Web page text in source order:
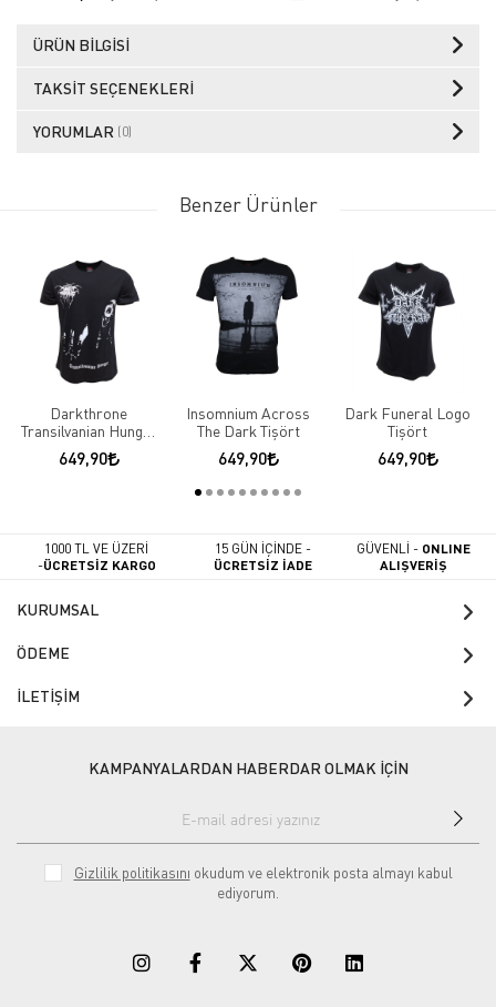
ÜRÜN BILGISI
TAKSIT SEÇENEKLERI
YORUMLAR (0)
Benzer Ürünler
Darkthrone
Transilvanian Hunger
Tişört
649,90
Insomnium Across
The Dark Tişört
649,90
Dark Funeral Logo
Tişört
649,90
1000 TL VE ÜZERİ
-ÜCRETSİZ KARGO
15 GÜN İÇİNDE -
ÜCRETSİZ İADE
GÜVENLİ - ONLINE
ALIŞVERİŞ
KURUMSAL
ÖDEME
İLETİŞİM
KAMPANYALARDAN HABERDAR OLMAK İÇİN
Gizlilik politikasını okudum ve elektronik posta almayı kabul
ediyorum.